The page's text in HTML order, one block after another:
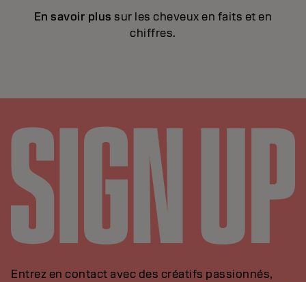
En savoir plus sur les cheveux en faits et en
chiffres.
Entrez en contact avec des créatifs passionnés,